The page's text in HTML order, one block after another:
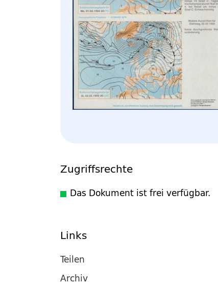
Zugriffsrechte
Das Dokument ist frei verfügbar.
Links
Teilen
Archiv